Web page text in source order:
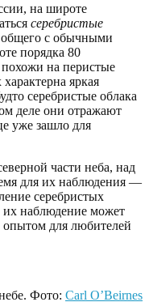
на широте
серебристые
с обычными
порядка 80
на перистые
яркая
серебристые облака
деле они отражают
уже зашло для
части неба, над
для их наблюдения —
серебристых
их наблюдение может
для любителей
Фото: Carl O’Beirnes